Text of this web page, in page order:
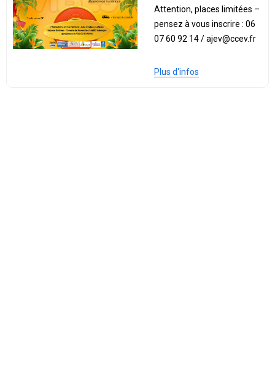
Attention, places limitées –
pensez à vous inscrire : 06
07 60 92 14 / ajev@ccev.fr
Plus d'infos